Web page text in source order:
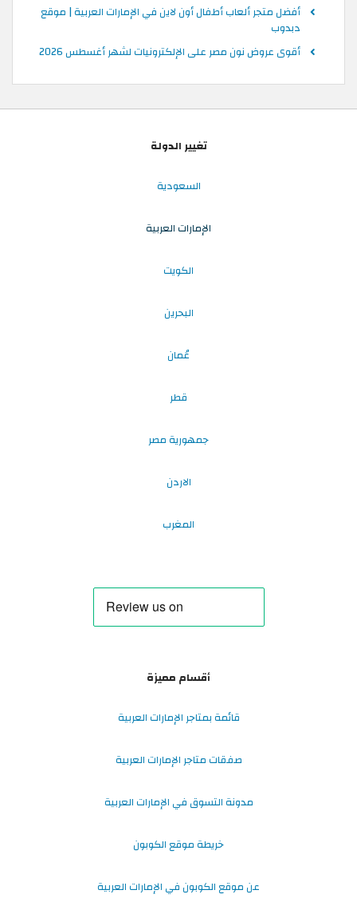
أفضل متجر ألعاب أطفال أون لاين في الإمارات العربية | موقع
دبدوب
أقوى عروض نون مصر على الإلكترونيات لشهر أغسطس 2026
تغيير الدولة
السعودية
الإمارات العربية
الكويت
البحرين
عُمان
قطر
جمهورية مصر
الاردن
المغرب
أقسام مميزة
قائمة بمتاجر الإمارات العربية
صفقات متاجر الإمارات العربية
مدونة التسوق في الإمارات العربية
خريطة موقع الكوبون
عن موقع الكوبون في الإمارات العربية